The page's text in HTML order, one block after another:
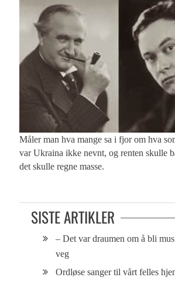
Måler man hva mange sa i fjor om hva
var Ukraina ikke nevnt, og renten skulle
det skulle regne masse.
SISTE ARTIKLER
– Det var draumen om å bli
veg
Ordløse sanger til vårt felles